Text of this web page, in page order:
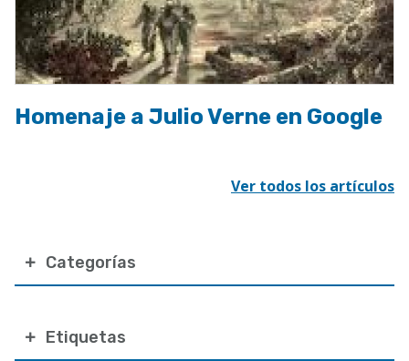
Categorías
Etiquetas
Homenaje a Julio Verne en Google
Ver todos los artículos